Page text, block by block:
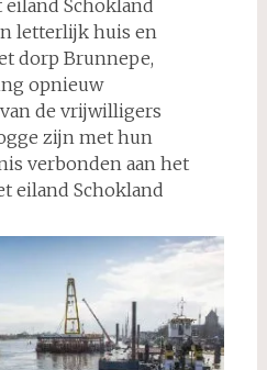
eiland Schokland
letterlijk huis en
dorp Brunnepe,
opnieuw
de vrijwilligers
zijn met hun
verbonden aan het
eiland Schokland